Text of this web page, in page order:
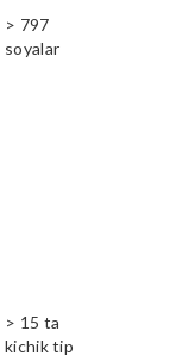
> 797
soyalar
> 15 ta
kichik tip